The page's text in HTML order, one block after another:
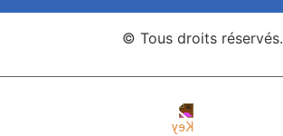
© Tous droits réservés.